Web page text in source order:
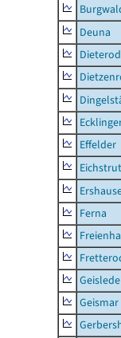
Deuna
Effelder
Ferna
Geismar